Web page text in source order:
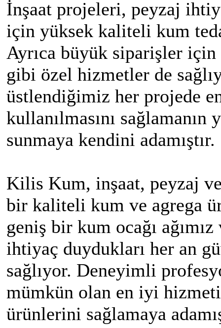
İnşaat projeleri, peyzaj
için yüksek kaliteli kum
Ayrıca büyük siparişler
gibi özel hizmetler de
üstlendiğimiz her projede
kullanılmasını
sunmaya kendini adamıştır.
Kilis Kum, inşaat, peyzaj
bir kaliteli kum ve agrega
geniş bir kum ocağı
ihtiyaç duydukları her an
sağlıyor. Deneyimli
mümkün olan en iyi
ürünlerini sağlamaya